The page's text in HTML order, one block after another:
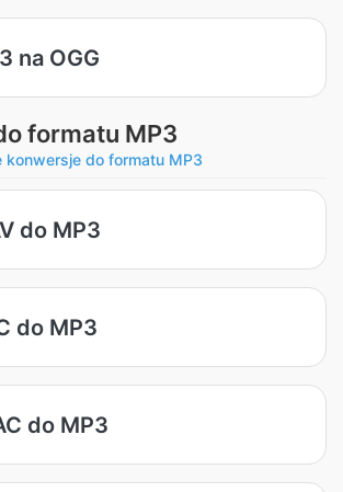
na OGG
formatu MP3
do formatu MP3
do MP3
do MP3
do MP3